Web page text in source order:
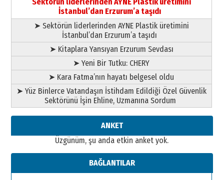
02 Ağustos 2026 Pazar
İstanbul’dan Erzurum’a taşıdı
➤ Sektörün liderlerinden AYNE Plastik üretimini
İstanbul’dan Erzurum’a taşıdı
➤ Kitaplara Yansıyan Erzurum Sevdası
➤ Yeni Bir Tutku: CHERY
➤ Kara Fatma’nın hayatı belgesel oldu
➤ Yüz Binlerce Vatandaşın İstihdam Edildiği Özel Güvenlik
Sektörünü İşin Ehline, Uzmanına Sordum
ANKET
Üzgünüm, şu anda etkin anket yok.
BAĞLANTILAR